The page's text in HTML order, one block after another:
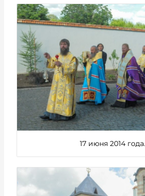
17 июня 2014 года.